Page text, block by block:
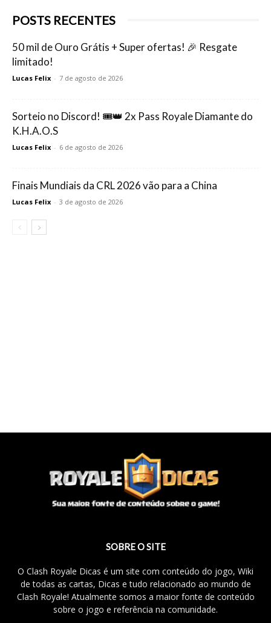
POSTS RECENTES
50 mil de Ouro Grátis + Super ofertas! 🎉 Resgate
limitado!
Lucas Felix - 7 de agosto de 2026
Sorteio no Discord! 🎟️👑 2x Pass Royale Diamante do
K.H.A.O.S
Lucas Felix - 6 de agosto de 2026
Finais Mundiais da CRL 2026 vão para a China
Lucas Felix - 3 de agosto de 2026
SOBRE O SITE
O Clash Royale Dicas é um site com conteúdo do jogo, Wiki
de todas as cartas, Dicas e tudo relacionado ao mundo de
Clash Royale! Atualmente somos a maior fonte de conteúdo
sobre o jogo e referência na comunidade.